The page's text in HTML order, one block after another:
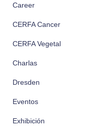
Career
CERFA Cancer
CERFA Vegetal
Charlas
Dresden
Eventos
Exhibición